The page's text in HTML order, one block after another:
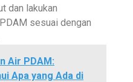
dan lakukan
sesuai dengan
Air PDAM:
Apa yang Ada di